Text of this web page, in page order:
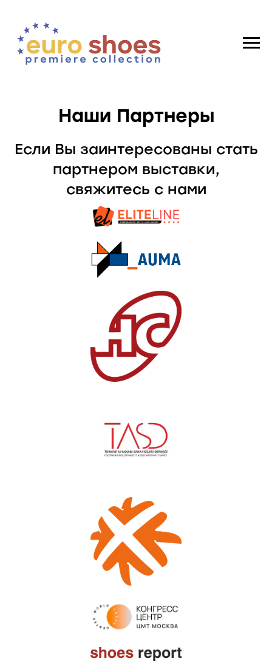
Наши Партнеры
Если Вы заинтересованы стать
партнером выставки,
свяжитесь с нами